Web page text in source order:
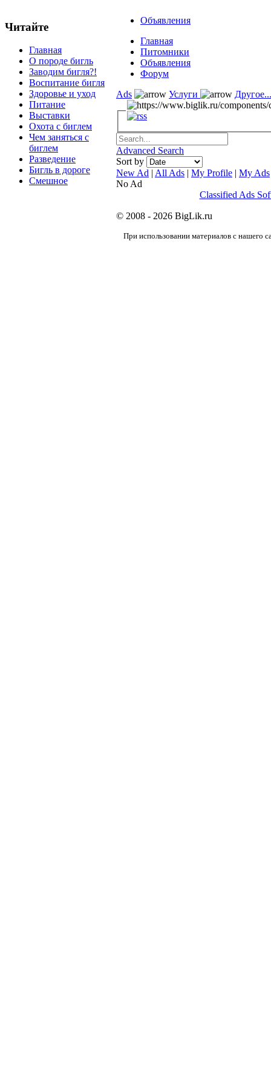
Читайте
Главная
О породе бигль
Заводим бигля?!
Воспитание бигля
Здоровье и уход
Питание
Выставки
Охота с биглем
Чем заняться с
биглем
Разведение
Бигль в дороге
Смешное
Объявления
Главная
Питомники
Объявления
Форум
Ads
Услуги
Advanced Search
Sort by
New Ad | All Ads | My Profile | My Ads
No Ad
Classified Ads
© 2008 - 2026 BigLik.ru
При использовании материалов с нашего